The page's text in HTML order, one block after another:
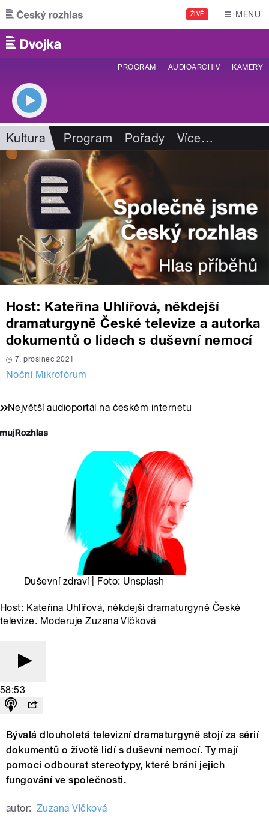
Přejít k hlavnímu obsahu
ŽIVĚ MENU
PROGRAM AUDIOARCHIV KAMERY
Kultura Program Pořady Více…
Host: Kateřina Uhlířová, někdejší
dramaturgyně České televize a autorka
dokumentů o lidech s duševní nemocí
7. prosinec 2021
Noční Mikrofórum
Největší audioportál na českém internetu
Duševní zdraví | Foto: Unsplash
Host: Kateřina Uhlířová, někdejší dramaturgyně České
televize. Moderuje Zuzana Vlčková
58:53
Bývalá dlouholetá televizní dramaturgyně stojí za sérií
dokumentů o životě lidí s duševní nemocí. Ty mají
pomoci odbourat stereotypy, které brání jejich
fungování ve společnosti.
autor: Zuzana Vlčková